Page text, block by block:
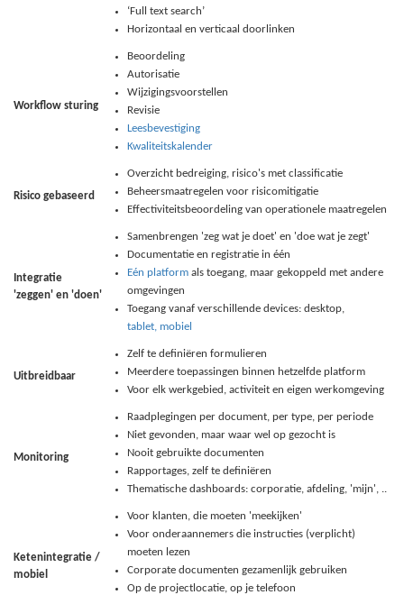
‘Full text search’
Horizontaal en verticaal doorlinken
Workflow sturing
Beoordeling
Autorisatie
Wijzigingsvoorstellen
Revisie
Leesbevestiging
Kwaliteitskalender
Risico gebaseerd
Overzicht bedreiging, risico's met classificatie
Beheersmaatregelen voor risicomitigatie
Effectiviteitsbeoordeling van operationele maatregelen
Integratie
'zeggen' en 'doen'
Samenbrengen 'zeg wat je doet' en 'doe wat je zegt'
Documentatie en registratie in één
Eén platform als toegang, maar gekoppeld met andere
omgevingen
Toegang vanaf verschillende devices: desktop,
tablet, mobiel
Uitbreidbaar
Zelf te definiëren formulieren
Meerdere toepassingen binnen hetzelfde platform
Voor elk werkgebied, activiteit en eigen werkomgeving
Monitoring
Raadplegingen per document, per type, per periode
Niet gevonden, maar waar wel op gezocht is
Nooit gebruikte documenten
Rapportages, zelf te definiëren
Thematische dashboards: corporatie, afdeling, 'mijn', ..
Ketenintegratie /
mobiel
Voor klanten, die moeten 'meekijken'
Voor onderaannemers die instructies (verplicht)
moeten lezen
Corporate documenten gezamenlijk gebruiken
Op de projectlocatie, op je telefoon